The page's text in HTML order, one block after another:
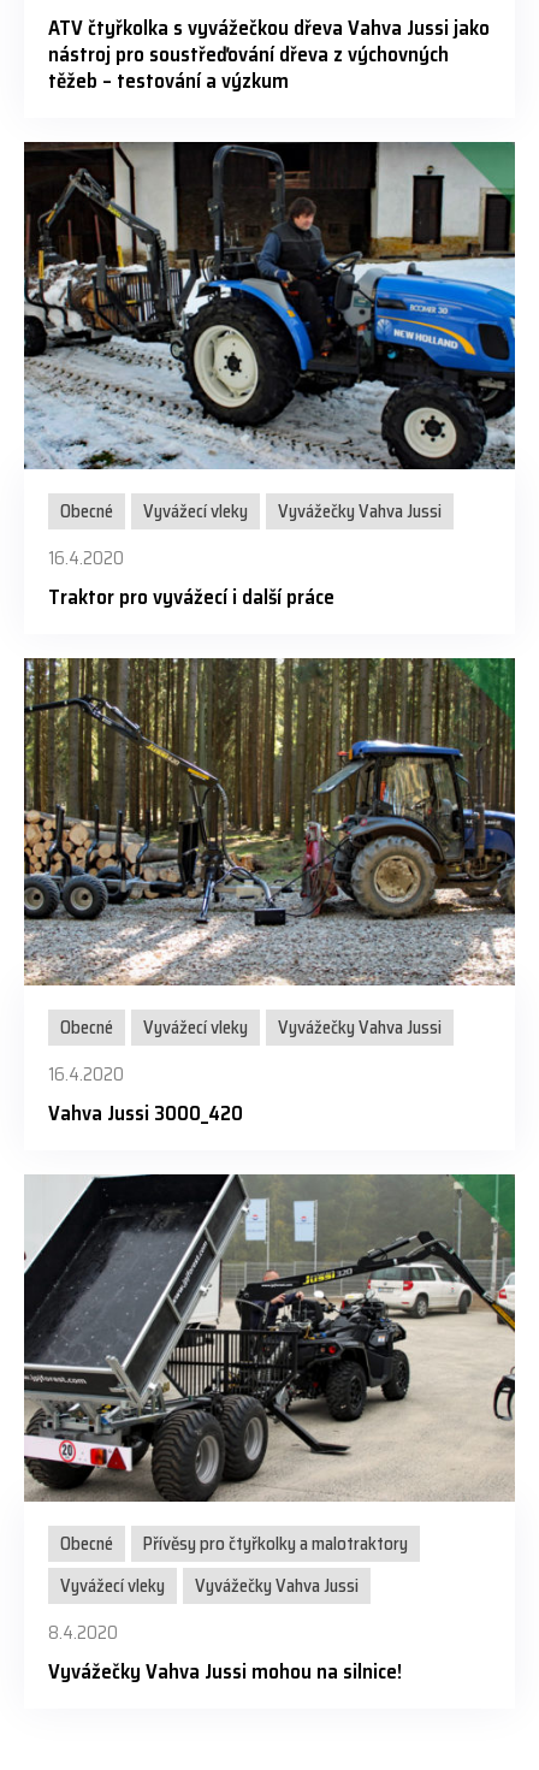
ATV čtyřkolka s vyvážečkou dřeva Vahva Jussi jako
nástroj pro soustřeďování dřeva z výchovných
těžeb – testování a výzkum
Obecné Vyvážecí vleky
Vyvážečky Vahva Jussi
16.4.2020
Traktor pro vyvážecí i další práce
Obecné Vyvážecí vleky
Vyvážečky Vahva Jussi
16.4.2020
Vahva Jussi 3000_420
Obecné
Přívěsy pro čtyřkolky a malotraktory
Vyvážecí vleky
Vyvážečky Vahva Jussi
8.4.2020
Vyvážečky Vahva Jussi mohou na silnice!